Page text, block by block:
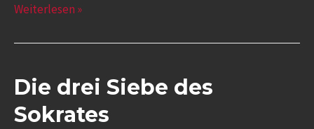
Weiterlesen »
Die drei Siebe des
Sokrates